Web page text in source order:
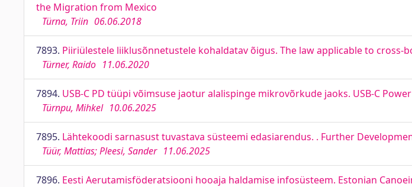
the Migration from Mexico
Türna, Triin 06.06.2018
7893. Piiriülestele liiklusõnnetustele kohaldatav õigus. The law applicable to cross-
Türner, Raido 11.06.2020
7894. USB-C PD tüüpi võimsuse jaotur alalispinge mikrovõrkude jaoks. USB-C
Türnpu, Mihkel 10.06.2025
7895. Lähtekoodi sarnasust tuvastava süsteemi edasiarendus. . Further
Tüür, Mattias; Pleesi, Sander 11.06.2025
7896. Eesti Aerutamisföderatsiooni hooaja haldamise infosüsteem. Estonian